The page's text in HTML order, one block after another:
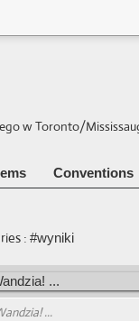
w Toronto/
Conventions
: #wyniki
...